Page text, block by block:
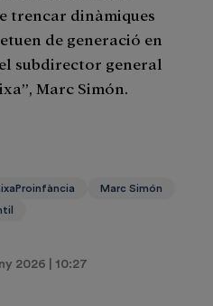
trencar dinàmiques
de generació en
subdirector general
Marc Simón.
Marc Simón
2026 | 10:27